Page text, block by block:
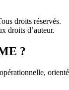
droits réservés.
droits d’auteur.
?